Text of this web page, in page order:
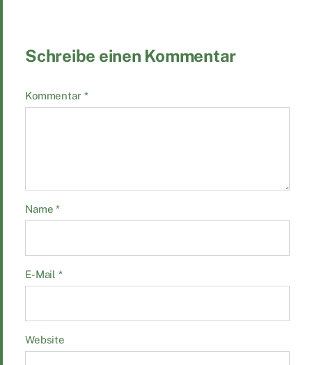
Schreibe einen Kommentar
Kommentar *
Name*
E-Mail *
Website